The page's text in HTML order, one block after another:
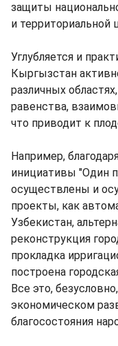
защиты
и территориальной
Углубляется и
Кыргызстан
различных
равенства,
что приводит к
Например,
инициативы "Один
осуществлены и
проекты, как
Узбекистан,
реконструкция
прокладка
построена
Все это,
экономическом
благосостояния